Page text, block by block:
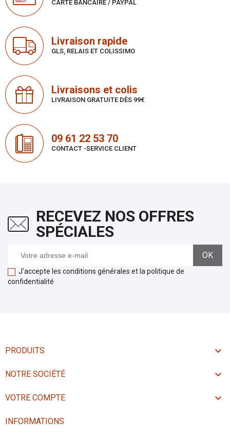
CARTE BANCAIRE / PAYPAL
Livraison rapide
GLS, RELAIS ET COLISSIMO
Livraisons et colis
LIVRAISON GRATUITE DÈS 99€
09 61 22 53 70
CONTACT -SERVICE CLIENT
RECEVEZ NOS OFFRES
SPÉCIALES
J'accepte les conditions générales et la politique de
confidentialité
PRODUITS 
NOTRE SOCIÉTÉ 
VOTRE COMPTE 
INFORMATIONS